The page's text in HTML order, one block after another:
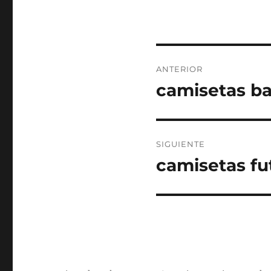
de
ANTERIOR
Entrada
camisetas
SIGUIENTE
Entrada
camisetas